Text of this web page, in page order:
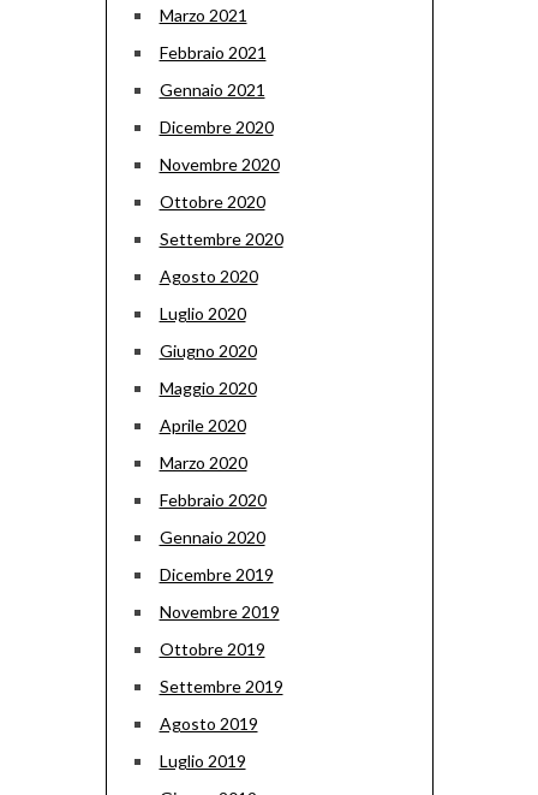
Marzo 2021
Febbraio 2021
Gennaio 2021
Dicembre 2020
Novembre 2020
Ottobre 2020
Settembre 2020
Agosto 2020
Luglio 2020
Giugno 2020
Maggio 2020
Aprile 2020
Marzo 2020
Febbraio 2020
Gennaio 2020
Dicembre 2019
Novembre 2019
Ottobre 2019
Settembre 2019
Agosto 2019
Luglio 2019